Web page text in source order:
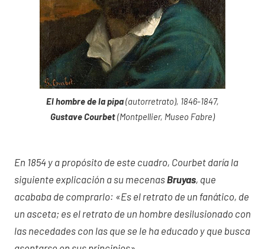
El hombre de la pipa(autorretrato), 1846-1847,
Gustave Courbet(Montpellier, Museo Fabre)
En 1854 y a propósito de este cuadro, Courbet daría la
siguiente explicación a su mecenas Bruyas, que
acababa de comprarlo: «Es el retrato de un fanático, de
un asceta; es el retrato de un hombre desilusionado con
las necedades con las que se le ha educado y que busca